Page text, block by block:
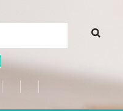
Кнопка
Открыть